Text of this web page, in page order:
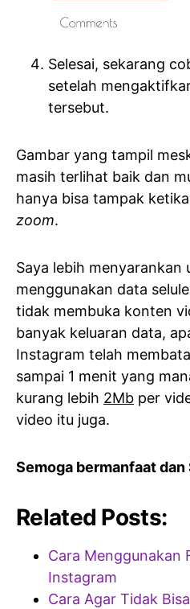
Selesai, sekarang
setelah
tersebut.
Gambar yang tampil
masih terlihat baik dan
hanya bisa tampak
zoom.
Saya lebih menyarankan
menggunakan data
tidak membuka konten
banyak keluaran data,
Instagram telah
sampai 1 menit yang
kurang lebih 2Mb per
video itu juga.
Semoga bermanfaat
Related Posts:
Cara Menggunakan
Instagram
Cara Agar Tidak